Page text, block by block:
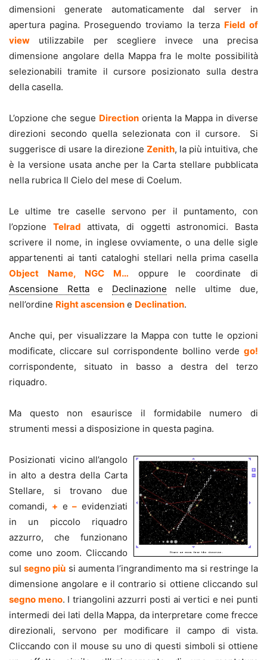
dimensioni generate automaticamente dal server in
apertura pagina. Proseguendo troviamo la terza Field of
view
utilizzabile per scegliere invece una precisa
dimensione angolare della Mappa fra le molte possibilità
selezionabili tramite il cursore posizionato sulla destra
della casella.
L’opzione che segue Direction orienta la Mappa in diverse
direzioni secondo quella selezionata con il cursore. Si
suggerisce di usare la direzione Zenith, la più intuitiva, che
è la versione usata anche per la Carta stellare pubblicata
nella rubrica Il Cielo del mese di Coelum.
Le ultime tre caselle servono per il puntamento, con
l’opzione Telrad attivata, di oggetti astronomici. Basta
scrivere il nome, in inglese ovviamente, o una delle sigle
appartenenti ai tanti cataloghi stellari nella prima casella
Object Name, NGC M…
oppure le coordinate di
Ascensione Rettae Declinazione nelle ultime due,
nell’ordine Right ascension e Declination.
Anche qui, per visualizzare la Mappa con tutte le opzioni
modificate, cliccare sul corrispondente bollino verde go!
corrispondente, situato in basso a destra del terzo
riquadro.
Ma questo non esaurisce il formidabile numero di
strumenti messi a disposizione in questa pagina.
Posizionati vicino all’angolo
in alto a destra della Carta
Stellare, si trovano due
comandi, + e– evidenziati
in un piccolo riquadro
azzurro, che funzionano
come uno zoom. Cliccando
sulsegno più si aumenta l’ingrandimento ma si restringe la
dimensione angolare e il contrario si ottiene cliccando sul
segno meno. I triangolini azzurri posti ai vertici e nei punti
intermedi dei lati della Mappa, da interpretare come frecce
direzionali, servono per modificare il campo di vista.
Cliccando con il mouse su uno di questi simboli si ottiene